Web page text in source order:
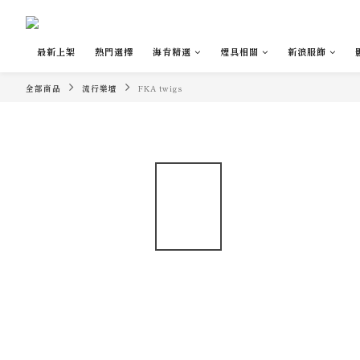
最新上架 熱門選擇 海肯精選 煙具相關 新浪服飾
全部商品 流行樂壇 FKA twigs